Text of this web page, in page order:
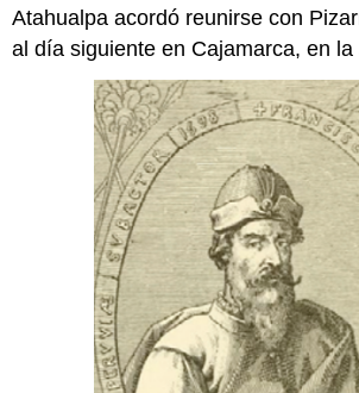
Atahualpa acordó reunirse con
al día siguiente en Cajamarca, en